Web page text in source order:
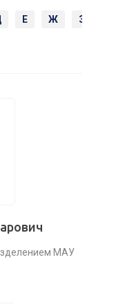
Е Ж З
МАУ